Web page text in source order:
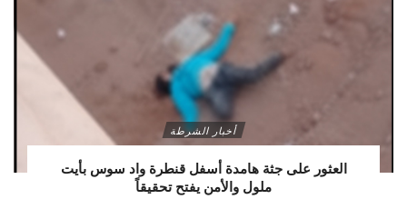
أخبار الشرطة
العثور على جثة هامدة أسفل قنطرة واد سوس بأيت
ملول والأمن يفتح تحقيقاً